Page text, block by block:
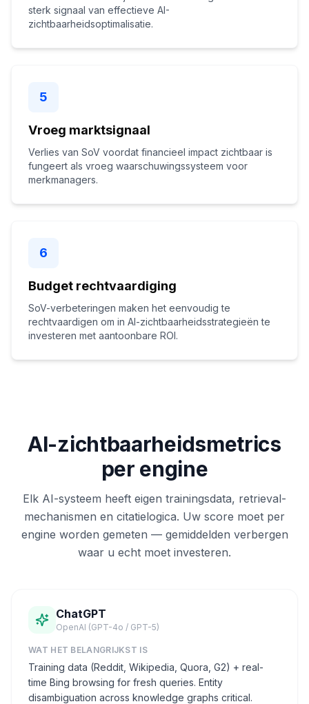
sterk signaal van effectieve AI-
zichtbaarheidsoptimalisatie.
5
Vroeg marktsignaal
Verlies van SoV voordat financieel impact zichtbaar is
fungeert als vroeg waarschuwingssysteem voor
merkmanagers.
6
Budget rechtvaardiging
SoV-verbeteringen maken het eenvoudig te
rechtvaardigen om in AI-zichtbaarheidsstrategieën te
investeren met aantoonbare ROI.
AI-zichtbaarheidsmetrics
per engine
Elk AI-systeem heeft eigen trainingsdata, retrieval-
mechanismen en citatielogica. Uw score moet per
engine worden gemeten — gemiddelden verbergen
waar u echt moet investeren.
ChatGPT
OpenAI (GPT-4o / GPT-5)
WAT HET BELANGRIJKST IS
Training data (Reddit, Wikipedia, Quora, G2) + real-
time Bing browsing for fresh queries. Entity
disambiguation across knowledge graphs critical.